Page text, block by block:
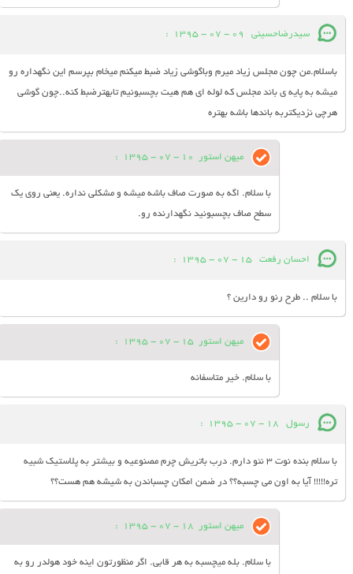
سیدرضاحسینی 09 - 07 - 1395
:
باسلام.من چون مجلس زیاد میرم وباگوشی زیاد ضبط میکنم میخام بپرسم این نگهداره رو
میشه به پایه ی باند مجلس که لوله ای هم هیت بچسبونیم تابهترضبط کنه..چون گوشی
هرچی نزدیکتربه باندها باشه بهتره
میهن استور 10 - 07 - 1395
:
با سلام. اگه به صورت صاف باشه میشه و مشکلی نداره. یعنی روی یک
سطح صاف بچسبونید نگهدارنده رو.
احسان رفعت 15 - 07 - 1395
:
با سلام .. طرح رنو رو دارین ؟
میهن استور 15 - 07 - 1395
:
با سلام. خیر متاسفانه
رسول 18 - 07 - 1395
:
با سلام بنده نوت 3 نئو دارم. درِب باتریش چرم مصنوعیه و بیشتر به پلاستیک شبیه
تره!!!!! آیا به اون می چسبه؟؟ در ضمن امکان چسباندن به شیشه هم هست؟؟
میهن استور 18 - 07 - 1395
:
با سلام. بله میچسبه به هر قابی. اگر منظورتون اینه خود هولدر رو به